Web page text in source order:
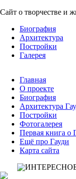
Сайт о творчестве и
Биография
Архитектура
Постройки
Галерея
Главная
О проекте
Биография
Архитектура
Постройки
Фотогалерея
Первая книга о
Ещё про Гауди
Карта сайта